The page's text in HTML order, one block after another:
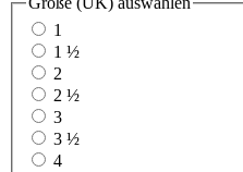
1
1 ½
2
2 ½
3
3 ½
4